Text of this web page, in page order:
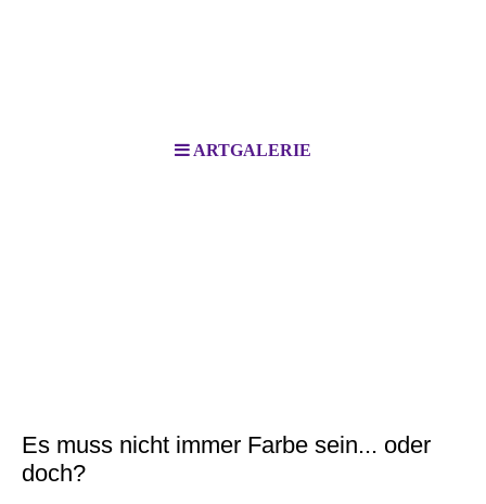
ARTGALERIE
Es muss nicht immer Farbe sein... oder
doch?